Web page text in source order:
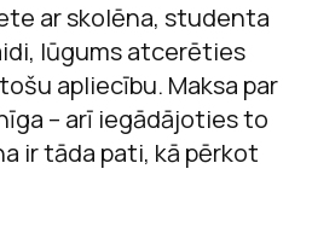
ar skolēna, studenta
lūgums atcerēties
apliecību. Maksa par
– arī iegādājoties to
ir tāda pati, kā pērkot